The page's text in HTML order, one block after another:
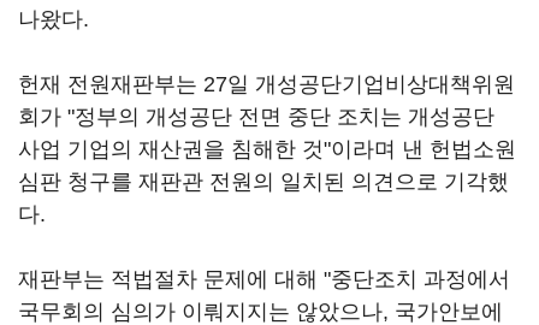
나왔다.
헌재 전원재판부는 27일 개성공단기업비상대책위원
회가 "정부의 개성공단 전면 중단 조치는 개성공단
사업 기업의 재산권을 침해한 것"이라며 낸 헌법소원
심판 청구를 재판관 전원의 일치된 의견으로 기각했
다.
재판부는 적법절차 문제에 대해 "중단조치 과정에서
국무회의 심의가 이뤄지지는 않았으나, 국가안보에